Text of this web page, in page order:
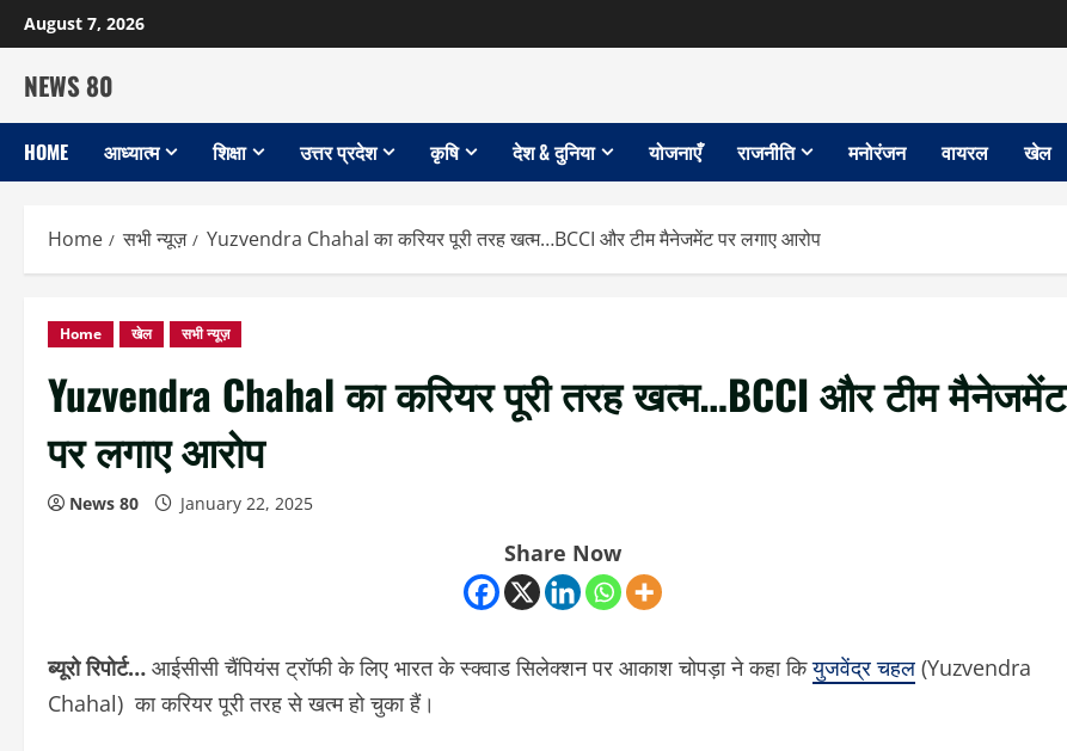
Skip
to
content
August 7, 2026
NEWS 80
HOME आध्यात्म शिक्षा उत्तर प्रदेश कृषि देश & दुनिया योजनाएँ राजनीति मनोरंजन वायरल खेल
Home सभी न्यूज़ Yuzvendra Chahal का करियर पूरी तरह खत्म…BCCI और टीम मैनेजमेंट पर लगाए आरोप
Home खेल सभी न्यूज़
Yuzvendra Chahal का करियर पूरी तरह खत्म…BCCI और टीम मैनेजमेंट
पर लगाए आरोप
News 80 January 22, 2025
Share Now
ब्यूरो रिपोर्ट… आईसीसी चैंपियंस ट्रॉफी के लिए भारत के स्क्वाड सिलेक्शन पर आकाश चोपड़ा ने कहा कियुजवेंद्र चहल (Yuzvendra
Chahal) का करियर पूरी तरह से खत्म हो चुका हैं।